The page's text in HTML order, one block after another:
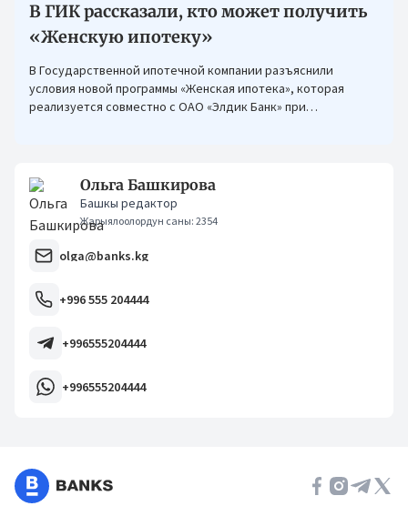
В ГИК рассказали, кто может получить
«Женскую ипотеку»
В Государственной ипотечной компании разъяснили
условия новой программы «Женская ипотека», которая
реализуется совместно с ОАО «Элдик Банк» при
Ольга Башкирова
Башкы редактор
Жарыялоолордун саны: 2354
olga@banks.kg
+996 555 204444
+996555204444
+996555204444